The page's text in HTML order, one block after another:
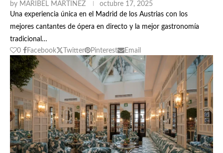
by MARIBEL MARTINEZ
octubre 17, 2025
Una experiencia única en el Madrid de los Austrias con los
mejores cantantes de ópera en directo y la mejor gastronomía
tradicional…
0
Facebook Twitter Pinterest Email